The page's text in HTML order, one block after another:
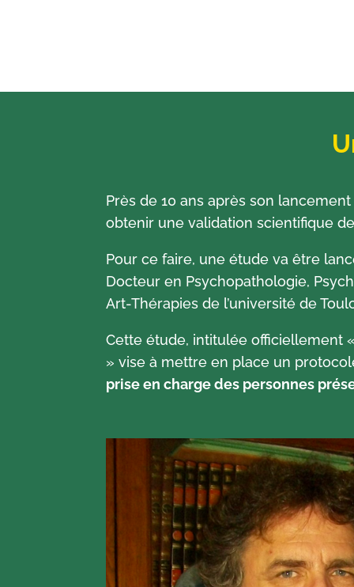
Près de 10 ans après son
obtenir une validation scientifique
Pour ce faire, une étude va être
Docteur en Psychopathologie,
Art-Thérapies de l’université de
Cette étude, intitulée officiellement
»vise à mettre en place un
prise en charge des personnes